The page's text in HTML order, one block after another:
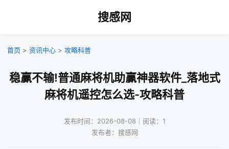
搜感网
首页 > 资讯中心 > 攻略科普
稳赢不输!普通麻将机助赢神器软件_落地式
麻将机遥控怎么选-攻略科普
发布时间：2026-08-08｜阅读：1
发布者：搜感网